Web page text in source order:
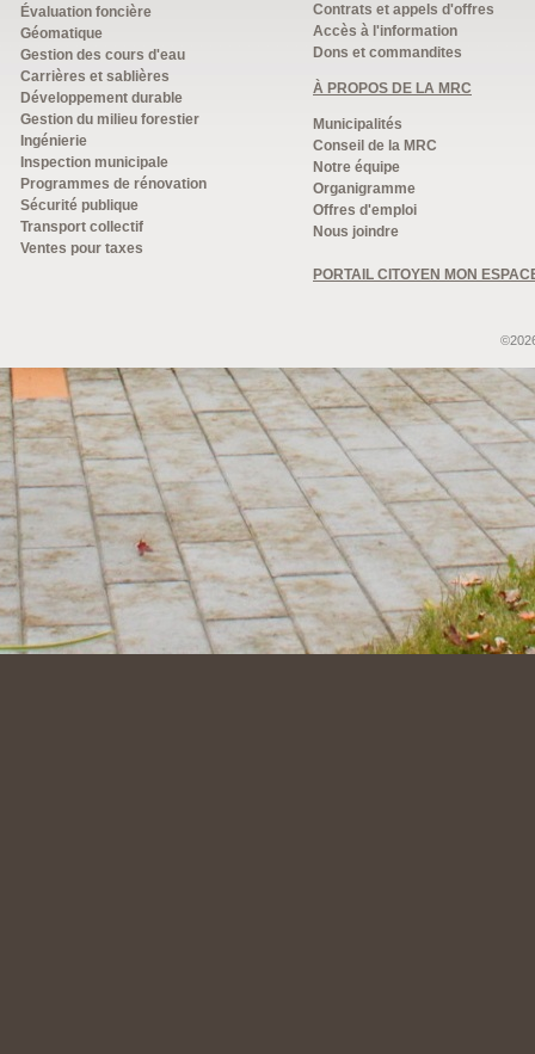
Évaluation foncière
Géomatique
Gestion des cours d'eau
Carrières et sablières
Développement durable
Gestion du milieu forestier
Ingénierie
Inspection municipale
Programmes de rénovation
Sécurité publique
Transport collectif
Ventes pour taxes
Contrats et appels d'offres
Accès à l'information
Dons et commandites
À PROPOS DE LA MRC
Municipalités
Conseil de la MRC
Notre équipe
Organigramme
Offres d'emploi
Nous joindre
PORTAIL CITOYEN MON